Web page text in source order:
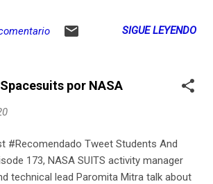
infraestructura vial y los eventos de la
SIGUE LEYENDO
por NASA
#Recomendado Tweet Students And
173, NASA SUITS activity manager
technical lead Paromita Mitra talk about